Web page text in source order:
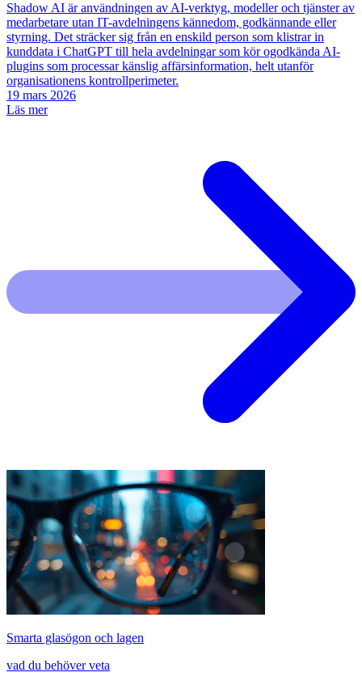
Shadow AI är användningen av AI-verktyg, modeller och tjänster av
medarbetare utan IT-avdelningens kännedom, godkännande eller
styrning. Det sträcker sig från en enskild person som klistrar in
kunddata i ChatGPT till hela avdelningar som kör ogodkända AI-
plugins som processar känslig affärsinformation, helt utanför
organisationens kontrollperimeter.
19 mars 2026
Läs mer
Smarta glasögon och lagen
vad du behöver veta